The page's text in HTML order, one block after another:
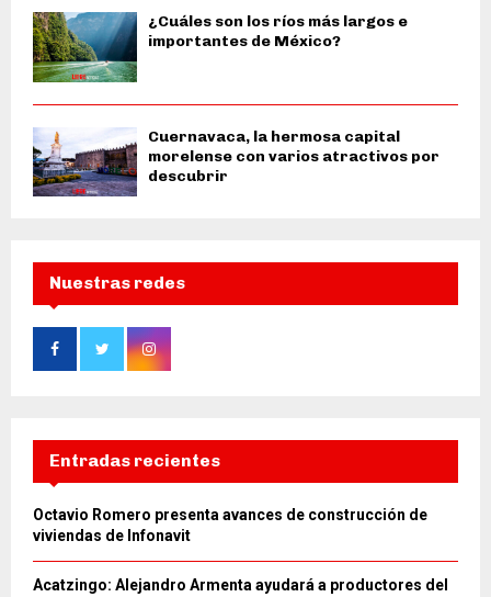
¿Cuáles son los ríos más largos e
importantes de México?
Cuernavaca, la hermosa capital
morelense con varios atractivos por
descubrir
Nuestras redes
Entradas recientes
Octavio Romero presenta avances de construcción de
viviendas de Infonavit
Acatzingo: Alejandro Armenta ayudará a productores del